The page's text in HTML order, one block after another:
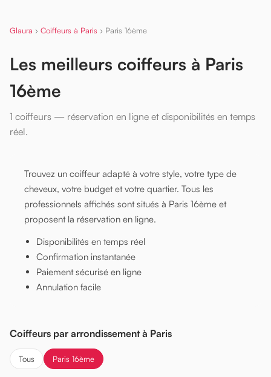
Glaura › Coiffeurs à Paris › Paris 16ème
Les meilleurs coiffeurs à Paris
16ème
1 coiffeurs — réservation en ligne et disponibilités en temps
réel.
Trouvez un coiffeur adapté à votre style, votre type de
cheveux, votre budget et votre quartier. Tous les
professionnels affichés sont situés à Paris 16ème et
proposent la réservation en ligne.
Disponibilités en temps réel
Confirmation instantanée
Paiement sécurisé en ligne
Annulation facile
Coiffeurs par arrondissement à Paris
Tous Paris 16ème